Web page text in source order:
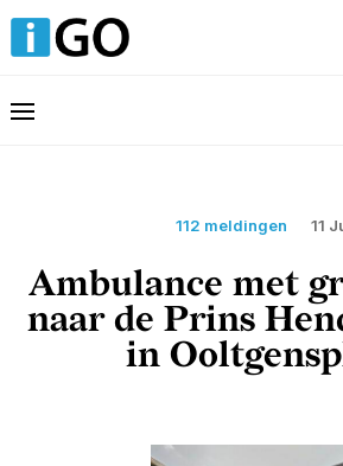
112 meldingen 11
Ambulance met
naar de Prins
in